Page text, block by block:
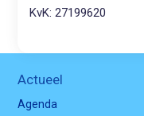
KvK: 27199620
Actueel
Agenda